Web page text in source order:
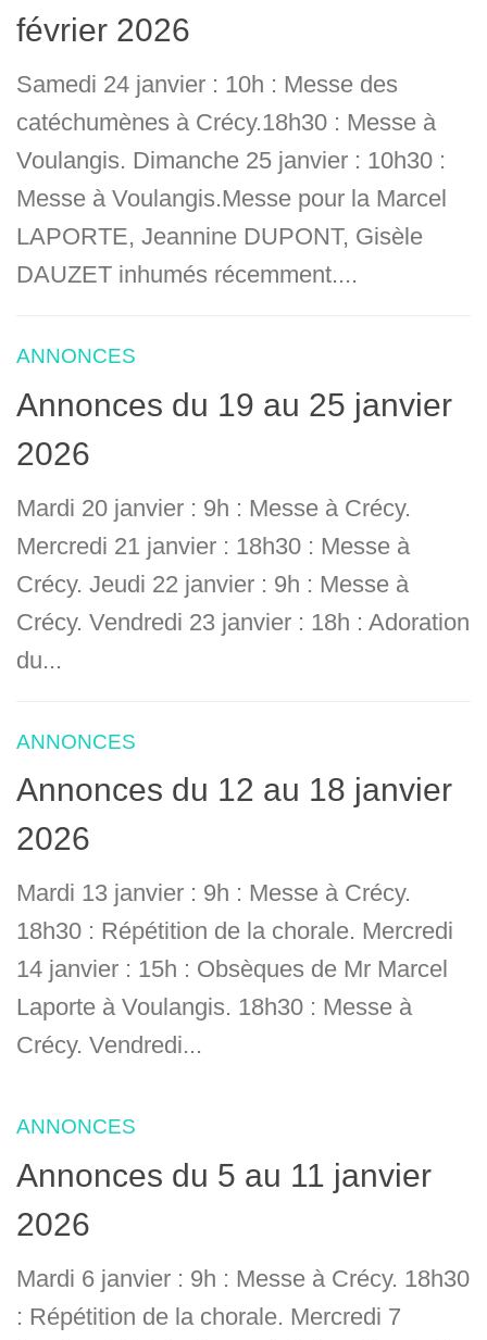
février 2026
Samedi 24 janvier : 10h : Messe des
catéchumènes à Crécy.18h30 : Messe à
Voulangis. Dimanche 25 janvier : 10h30 :
Messe à Voulangis.Messe pour la Marcel
LAPORTE, Jeannine DUPONT, Gisèle
DAUZET inhumés récemment....
ANNONCES
Annonces du 19 au 25 janvier
2026
Mardi 20 janvier : 9h : Messe à Crécy.
Mercredi 21 janvier : 18h30 : Messe à
Crécy. Jeudi 22 janvier : 9h : Messe à
Crécy. Vendredi 23 janvier : 18h : Adoration
du...
ANNONCES
Annonces du 12 au 18 janvier
2026
Mardi 13 janvier : 9h : Messe à Crécy.
18h30 : Répétition de la chorale. Mercredi
14 janvier : 15h : Obsèques de Mr Marcel
Laporte à Voulangis. 18h30 : Messe à
Crécy. Vendredi...
ANNONCES
Annonces du 5 au 11 janvier
2026
Mardi 6 janvier : 9h : Messe à Crécy. 18h30
: Répétition de la chorale. Mercredi 7